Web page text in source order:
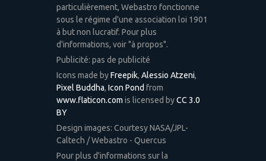
particulièrement, Webastro fonctionne
sous le régime d'une association loi 1901
à but non lucratif. Pour plus
d'informations, voir "à propos".
Publicité: pas de publicité
Icons made byFreepik, Alessio Atzeni,
Pixel Buddha, Icon Pond from
www.flaticon.com is licensed byCC 3.0
BY
Design images: Courtesy NASA/JPL-
Caltech / Webastro - Quercus
Pour plus d'informations sur la